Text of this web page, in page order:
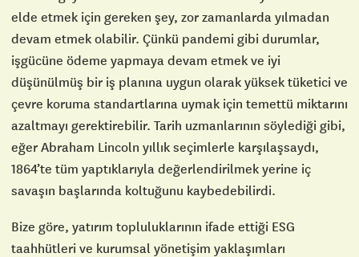
elde etmek için gereken şey, zor zamanlarda yılmadan
devam etmek olabilir. Çünkü pandemi gibi durumlar,
işgücüne ödeme yapmaya devam etmek ve iyi
düşünülmüş bir iş planına uygun olarak yüksek tüketici ve
çevre koruma standartlarına uymak için temettü miktarını
azaltmayı gerektirebilir. Tarih uzmanlarının söylediği gibi,
eğer Abraham Lincoln yıllık seçimlerle karşılaşsaydı,
1864’te tüm yaptıklarıyla değerlendirilmek yerine iç
savaşın başlarında koltuğunu kaybedebilirdi.
Bize göre, yatırım topluluklarının ifade ettiği ESG
taahhütleri ve kurumsal yönetişim yaklaşımları